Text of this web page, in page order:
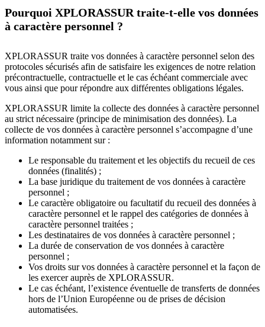
Pourquoi XPLORASSUR traite-t-elle vos données
à caractère personnel ?
XPLORASSUR traite vos données à caractère personnel selon des
protocoles sécurisés afin de satisfaire les exigences de notre relation
précontractuelle, contractuelle et le cas échéant commerciale avec
vous ainsi que pour répondre aux différentes obligations légales.
XPLORASSUR limite la collecte des données à caractère personnel
au strict nécessaire (principe de minimisation des données). La
collecte de vos données à caractère personnel s’accompagne d’une
information notamment sur :
Le responsable du traitement et les objectifs du recueil de ces
données (finalités) ;
La base juridique du traitement de vos données à caractère
personnel ;
Le caractère obligatoire ou facultatif du recueil des données à
caractère personnel et le rappel des catégories de données à
caractère personnel traitées ;
Les destinataires de vos données à caractère personnel ;
La durée de conservation de vos données à caractère
personnel ;
Vos droits sur vos données à caractère personnel et la façon de
les exercer auprès de XPLORASSUR.
Le cas échéant, l’existence éventuelle de transferts de données
hors de l’Union Européenne ou de prises de décision
automatisées.